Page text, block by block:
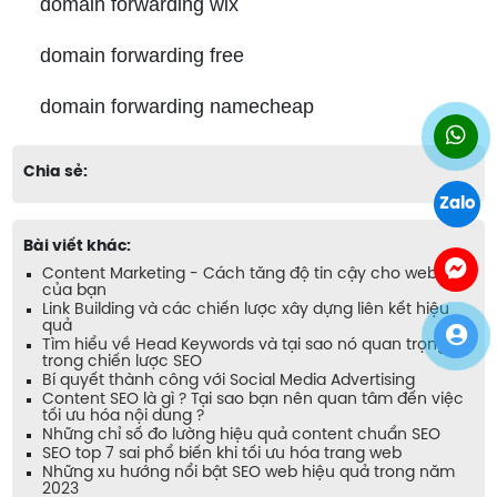
domain forwarding free
domain forwarding namecheap
Chia sẻ:
Bài viết khác:
Content Marketing - Cách tăng độ tin cậy cho website
của bạn
Link Building và các chiến lược xây dựng liên kết hiệu
quả
Tìm hiểu về Head Keywords và tại sao nó quan trọng
trong chiến lược SEO
Bí quyết thành công với Social Media Advertising
Content SEO là gì ? Tại sao bạn nên quan tâm đến việc
tối ưu hóa nội dung ?
Những chỉ số đo lường hiệu quả content chuẩn SEO
SEO top 7 sai phổ biến khi tối ưu hóa trang web
Những xu hướng nổi bật SEO web hiệu quả trong năm
2023
Zalo